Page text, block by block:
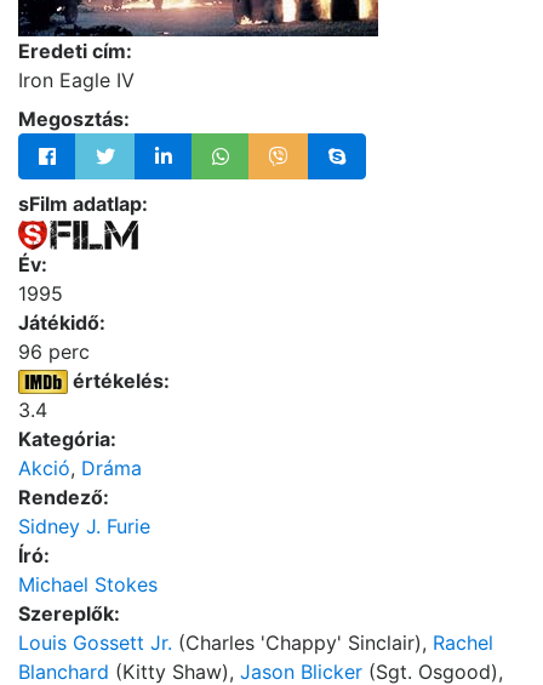
Eredeti cím:
Iron Eagle IV
Megosztás:
sFilm adatlap:
Év:
1995
Játékidő:
96 perc
értékelés:
3.4
Kategória:
Akció, Dráma
Rendező:
Sidney J. Furie
Író:
Michael Stokes
Szereplők:
Louis Gossett Jr. (Charles 'Chappy' Sinclair), Rachel
Blanchard (Kitty Shaw), Jason Blicker (Sgt. Osgood),